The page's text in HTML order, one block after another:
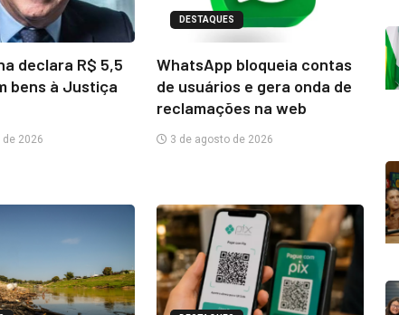
declara R$ 5,5
bens à Justiça
2026
DESTAQUES
WhatsApp bloqueia contas
de usuários e gera onda de
reclamações na web
3 de agosto de 2026